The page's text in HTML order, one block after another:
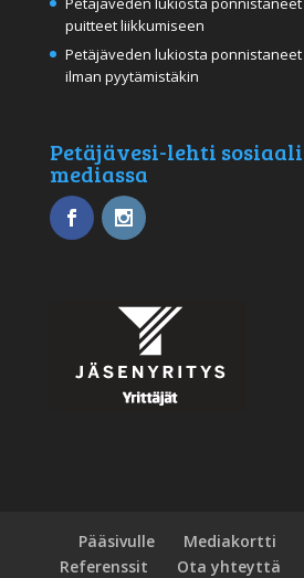
puitteet liikkumiseen
Petäjäveden lukiosta ponnistaneet
ilman pyytämistäkin
Petäjävesi-lehti
mediassa
Pääsivulle Mediakortti
Referenssit
Ota yhteyttä